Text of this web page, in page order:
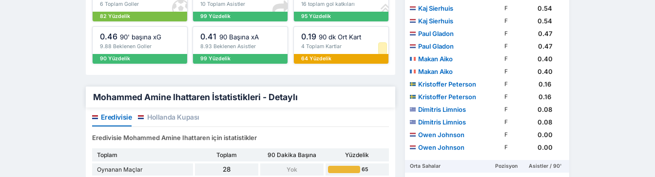
6 Toplam Goller
82 Yüzdelik
10 Toplam Asistler
99 Yüzdelik
16 toplam gol katkıları
95 Yüzdelik
0.46 90' başına xG
9.88 Beklenen Goller
90 Yüzdelik
0.41 90 Başına xA
8.93 Beklenen Asistler
99 Yüzdelik
0.19 90 dk Ort Kart
4 Toplam Kartlar
64 Yüzdelik
Mohammed Amine Ihattaren İstatistikleri - Detaylı
Eredivisie Hollanda Kupası
Eredivisie Mohammed Amine Ihattaren için istatistikler
Toplam Toplam 90 Dakika Başına
Yüzdelik
Oynanan Maçlar
28 Yok 65
Kaj Sierhuis F
0.54
Kaj Sierhuis
F
0.54
Paul Gladon
F
0.47
Paul Gladon
F
0.47
Makan Aiko
F
0.40
Makan Aiko
F
0.40
Kristoffer Peterson
F
0.16
Kristoffer Peterson
F
0.16
Dimitris Limnios
F
0.08
Dimitris Limnios
F
0.08
Owen Johnson
F
0.00
Owen Johnson
F 0.00
Orta Sahalar Pozisyon Asistler / 90'